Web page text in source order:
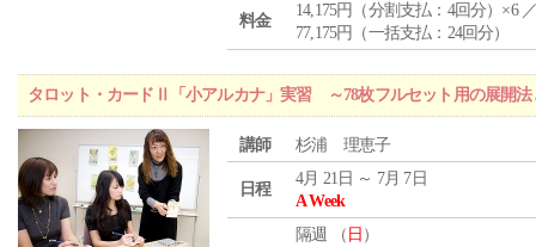
料金
14,175円（分割支払：4回分）×6
77,175円（一括支払：24回分）
タロット・カードⅡ「小アルカナ」実習 ～78枚フルセット用の展開法
講師 杉浦 理恵子
日程
4月 21日 ～ 7月 7日
A Week
隔週 （ 日 ）